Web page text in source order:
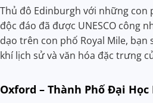
Thủ đô Edinburgh với những con
độc đáo đã được UNESCO công
dạo trên con phố Royal Mile, bạn
khí lịch sử và văn hóa đặc trưng
Oxford – Thành Phố Đại